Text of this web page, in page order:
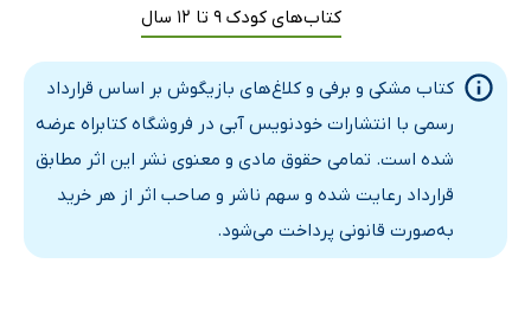
کتاب‌های کودک 9 تا 12 سال
کتاب مشکی و برفی و کلاغ‌های بازیگوش بر اساس قرارداد
رسمی با انتشارات خودنویس‌ آبی در فروشگاه کتابراه عرضه
شده است. تمامی حقوق مادی و معنوی نشر این اثر مطابق
قرارداد رعایت شده و سهم ناشر و صاحب اثر از هر خرید
به‌صورت قانونی پرداخت می‌شود.